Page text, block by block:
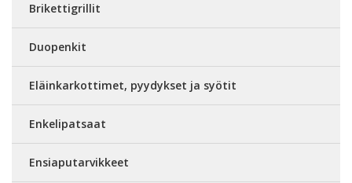
Brikettigrillit
Duopenkit
Eläinkarkottimet, pyydykset ja syötit
Enkelipatsaat
Ensiaputarvikkeet